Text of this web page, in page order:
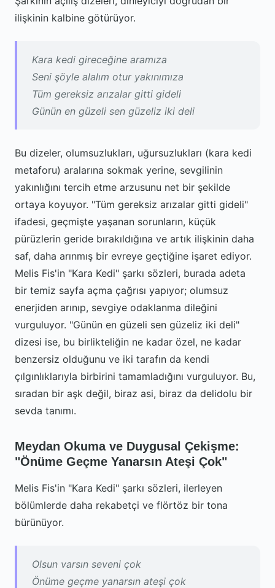
ilişkinin kalbine götürüyor.
Kara kedi gireceğine aramıza
Seni şöyle alalım otur yakınımıza
Tüm gereksiz arızalar gitti gideli
Günün en güzeli sen güzeliz iki deli
Bu dizeler, olumsuzlukları, uğursuzlukları (kara kedi
metaforu) aralarına sokmak yerine, sevgilinin
yakınlığını tercih etme arzusunu net bir şekilde
ortaya koyuyor. "Tüm gereksiz arızalar gitti gideli"
ifadesi, geçmişte yaşanan sorunların, küçük
pürüzlerin geride bırakıldığına ve artık ilişkinin daha
saf, daha arınmış bir evreye geçtiğine işaret ediyor.
Melis Fis'in "Kara Kedi" şarkı sözleri, burada adeta
bir temiz sayfa açma çağrısı yapıyor; olumsuz
enerjiden arınıp, sevgiye odaklanma dileğini
vurguluyor. "Günün en güzeli sen güzeliz iki deli"
dizesi ise, bu birlikteliğin ne kadar özel, ne kadar
benzersiz olduğunu ve iki tarafın da kendi
çılgınlıklarıyla birbirini tamamladığını vurguluyor. Bu,
sıradan bir aşk değil, biraz asi, biraz da delidolu bir
sevda tanımı.
Meydan Okuma ve Duygusal Çekişme:
"Önüme Geçme Yanarsın Ateşi Çok"
Melis Fis'in "Kara Kedi" şarkı sözleri, ilerleyen
bölümlerde daha rekabetçi ve flörtöz bir tona
bürünüyor.
Olsun varsın seveni çok
Önüme geçme yanarsın ateşi çok